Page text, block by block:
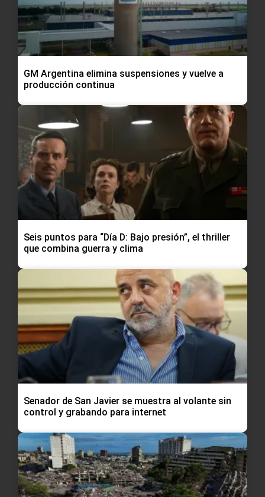
GM Argentina elimina suspensiones y vuelve a
producción continua
Seis puntos para “Día D: Bajo presión”, el thriller
que combina guerra y clima
Senador de San Javier se muestra al volante sin
control y grabando para internet